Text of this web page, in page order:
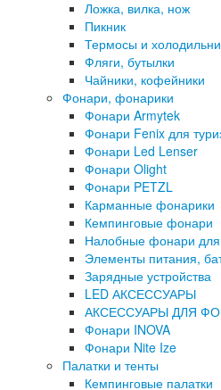
Ложка, вилка, нож
Пикник
Термосы и
Фляги, бутылки
Чайники, кофейники
Фонари, фонарики
Фонари Armytek
Фонари Fenix для
Фонари Led Lenser
Фонари Olight
Фонари PETZL
Карманные фонарики
Кемпинговые фонари
Налобные фонари для
Элементы питания,
Зарядные устройства
LED АКСЕССУАРЫ
АКСЕССУАРЫ ДЛЯ
Фонари INOVA
Фонари Nite Ize
Палатки и тенты
Кемпинговые палатки